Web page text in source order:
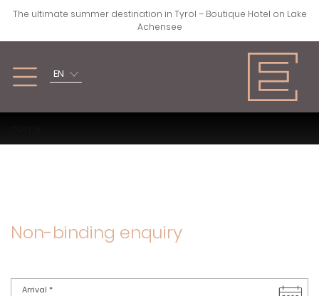
AUTUMN
HIKING
EN
The ultimate summer destination in Tyrol – Boutique Hotel on Lake
Achensee
Non-binding enquiry
Arrival *